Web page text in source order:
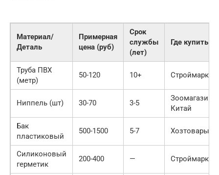
Материал/
Деталь
Примерная
цена (руб)
Срок
службы
(лет)
Где купить
Труба ПВХ
(метр)
50-120 10+ Строймаркет
Ниппель (шт) 30-70 3-5
Зоомагазин/
Китай
Бак
пластиковый
500-1500 5-7 Хозтовары
Силиконовый
герметик
200-400 — Строймаркет